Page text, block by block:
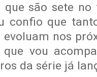
que são sete
confio que
nos
vou
da série já